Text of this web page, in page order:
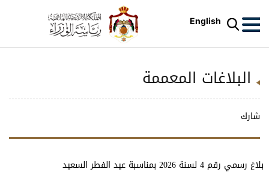
English
البلاغات المعممة
شارك
بلاغ رسمي رقم 4 لسنة 2026 بمناسبة عيد الفطر السعيد